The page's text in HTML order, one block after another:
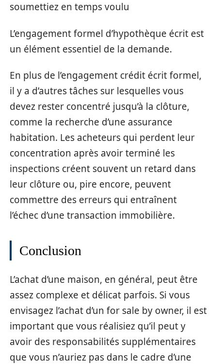
soumettiez en temps voulu
L’engagement formel d’hypothèque écrit est
un élément essentiel de la demande.
En plus de l’engagement crédit écrit formel,
il y a d’autres tâches sur lesquelles vous
devez rester concentré jusqu’à la clôture,
comme la recherche d’une assurance
habitation. Les acheteurs qui perdent leur
concentration après avoir terminé les
inspections créent souvent un retard dans
leur clôture ou, pire encore, peuvent
commettre des erreurs qui entraînent
l’échec d’une transaction immobilière.
Conclusion
L’achat d’une maison, en général, peut être
assez complexe et délicat parfois. Si vous
envisagez l’achat d’un for sale by owner, il est
important que vous réalisiez qu’il peut y
avoir des responsabilités supplémentaires
que vous n’auriez pas dans le cadre d’une